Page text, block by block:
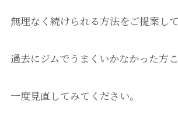
無理なく続けられる方法をご提案して
過去にジムでうまくいかなかった方
一度見直してみてください。